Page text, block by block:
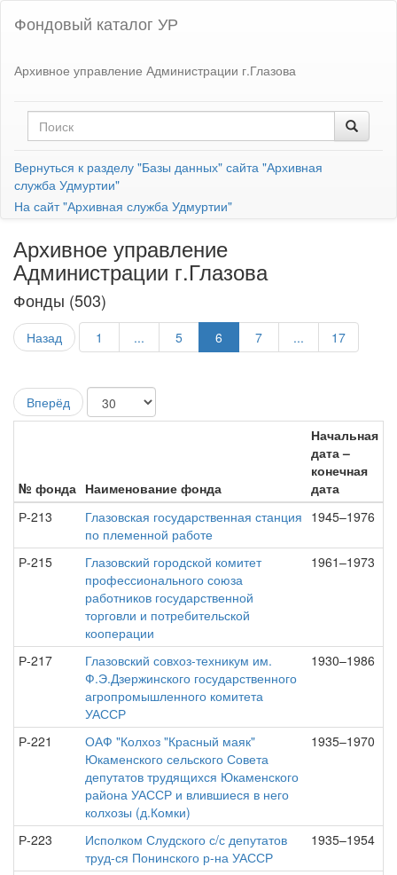
Фондовый каталог УР
Архивное управление Администрации г.Глазова
Вернуться к разделу "Базы данных" сайта "Архивная
служба Удмуртии"
На сайт "Архивная служба Удмуртии"
Архивное управление
Администрации г.Глазова
Фонды (503)
Назад 1 ... 5 6 7 ... 17
Вперёд
№ фонда Наименование фонда
Начальная
дата –
конечная
дата
Р-213
Глазовская государственная станция
по племенной работе
1945–1976
Р-215
Глазовский городской комитет
профессионального союза
работников государственной
торговли и потребительской
кооперации
1961–1973
Р-217
Глазовский совхоз-техникум им.
Ф.Э.Дзержинского государственного
агропромышленного комитета
УАССР
1930–1986
Р-221
ОАФ "Колхоз "Красный маяк"
Юкаменского сельского Совета
депутатов трудящихся Юкаменского
района УАССР и влившиеся в него
колхозы (д.Комки)
1935–1970
Р-223
Исполком Слудского с/с депутатов
труд-ся Понинского р-на УАССР
1935–1954